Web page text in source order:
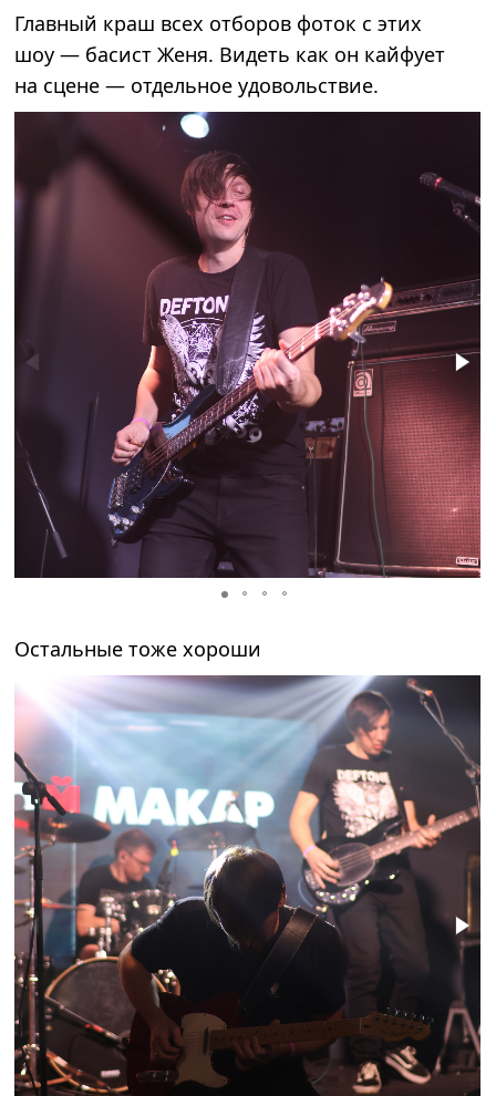
Главный краш всех отборов фоток c этих
шоу — басист Женя. Видеть как он кайфует
на сцене — отдельное удовольствие.
Остальные тоже хороши